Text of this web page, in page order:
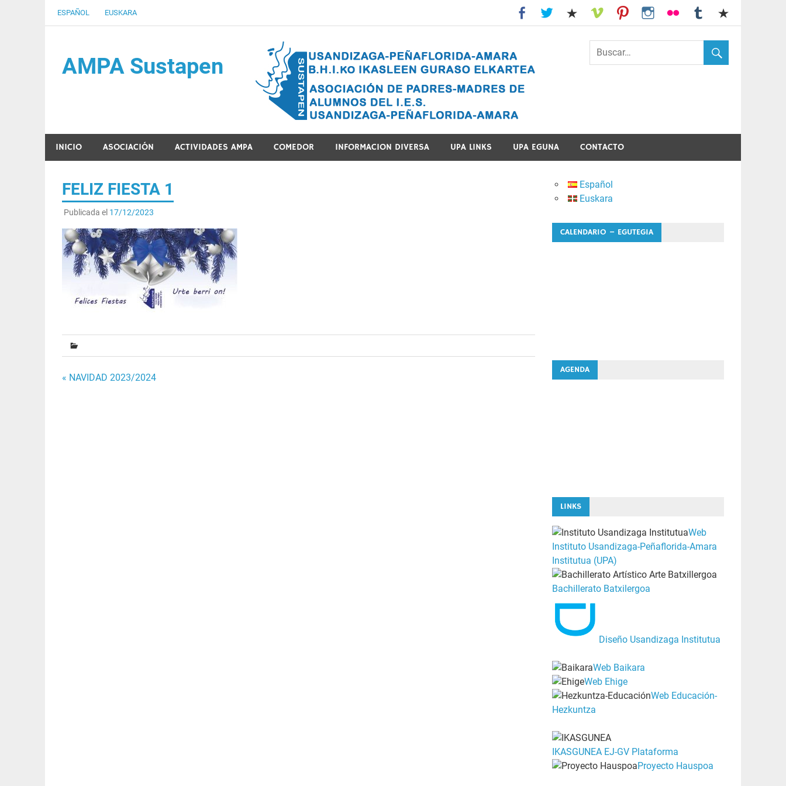
ESPAÑOL EUSKARA
AMPA Sustapen
Usandizaga-Peñaflorida-Amara B.H.I.ko Ikasleen Guraso Elkartea Asociación de Padres-Madres de Alumnos del I.E.S. Usandizaga-Peñaflorida-Amara
INICIO ASOCIACIÓN ACTIVIDADES AMPA COMEDOR INFORMACION DIVERSA UPA LINKS UPA EGUNA CONTACTO
FELIZ FIESTA 1
Publicada el 17/12/2023
Navegación
« NAVIDAD 2023/2024
Español
Euskara
CALENDARIO – EGUTEGIA
AGENDA
LINKS
Web
Instituto Usandizaga-Peñaflorida-Amara
Institutua (UPA)
Bachillerato Batxilergoa
Diseño Usandizaga Institutua
Web Baikara
Web Ehige
Web Educación-
Hezkuntza
IKASGUNEA EJ-GV Plataforma
Proyecto Hauspoa